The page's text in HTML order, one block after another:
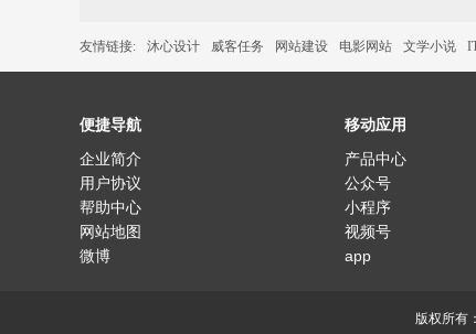
友情链接: 沐心设计 威客任务 网站建设 电影网站 文学小说
便捷导航
企业简介
用户协议
帮助中心
网站地图
微博
移动应用
产品中心
公众号
小程序
视频号
app
版权所有